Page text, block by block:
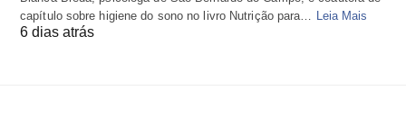
capítulo sobre higiene do sono no livro Nutrição para…
Leia Mais
6 dias atrás